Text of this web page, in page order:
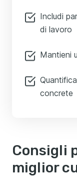
Includi
di lavoro
Mantieni
concrete
Consigli
miglior